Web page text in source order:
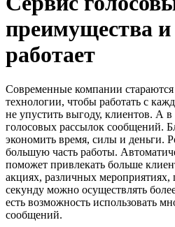
преимущества и
работает
Современные компании стараются
технологии, чтобы работать с
не упустить выгоду, клиентов. А
голосовых рассылок сообщений.
экономить время, силы и деньги.
большую часть работы.
поможет привлекать больше
акциях, различных
секунду можно осуществлять
есть возможность использовать
сообщений.